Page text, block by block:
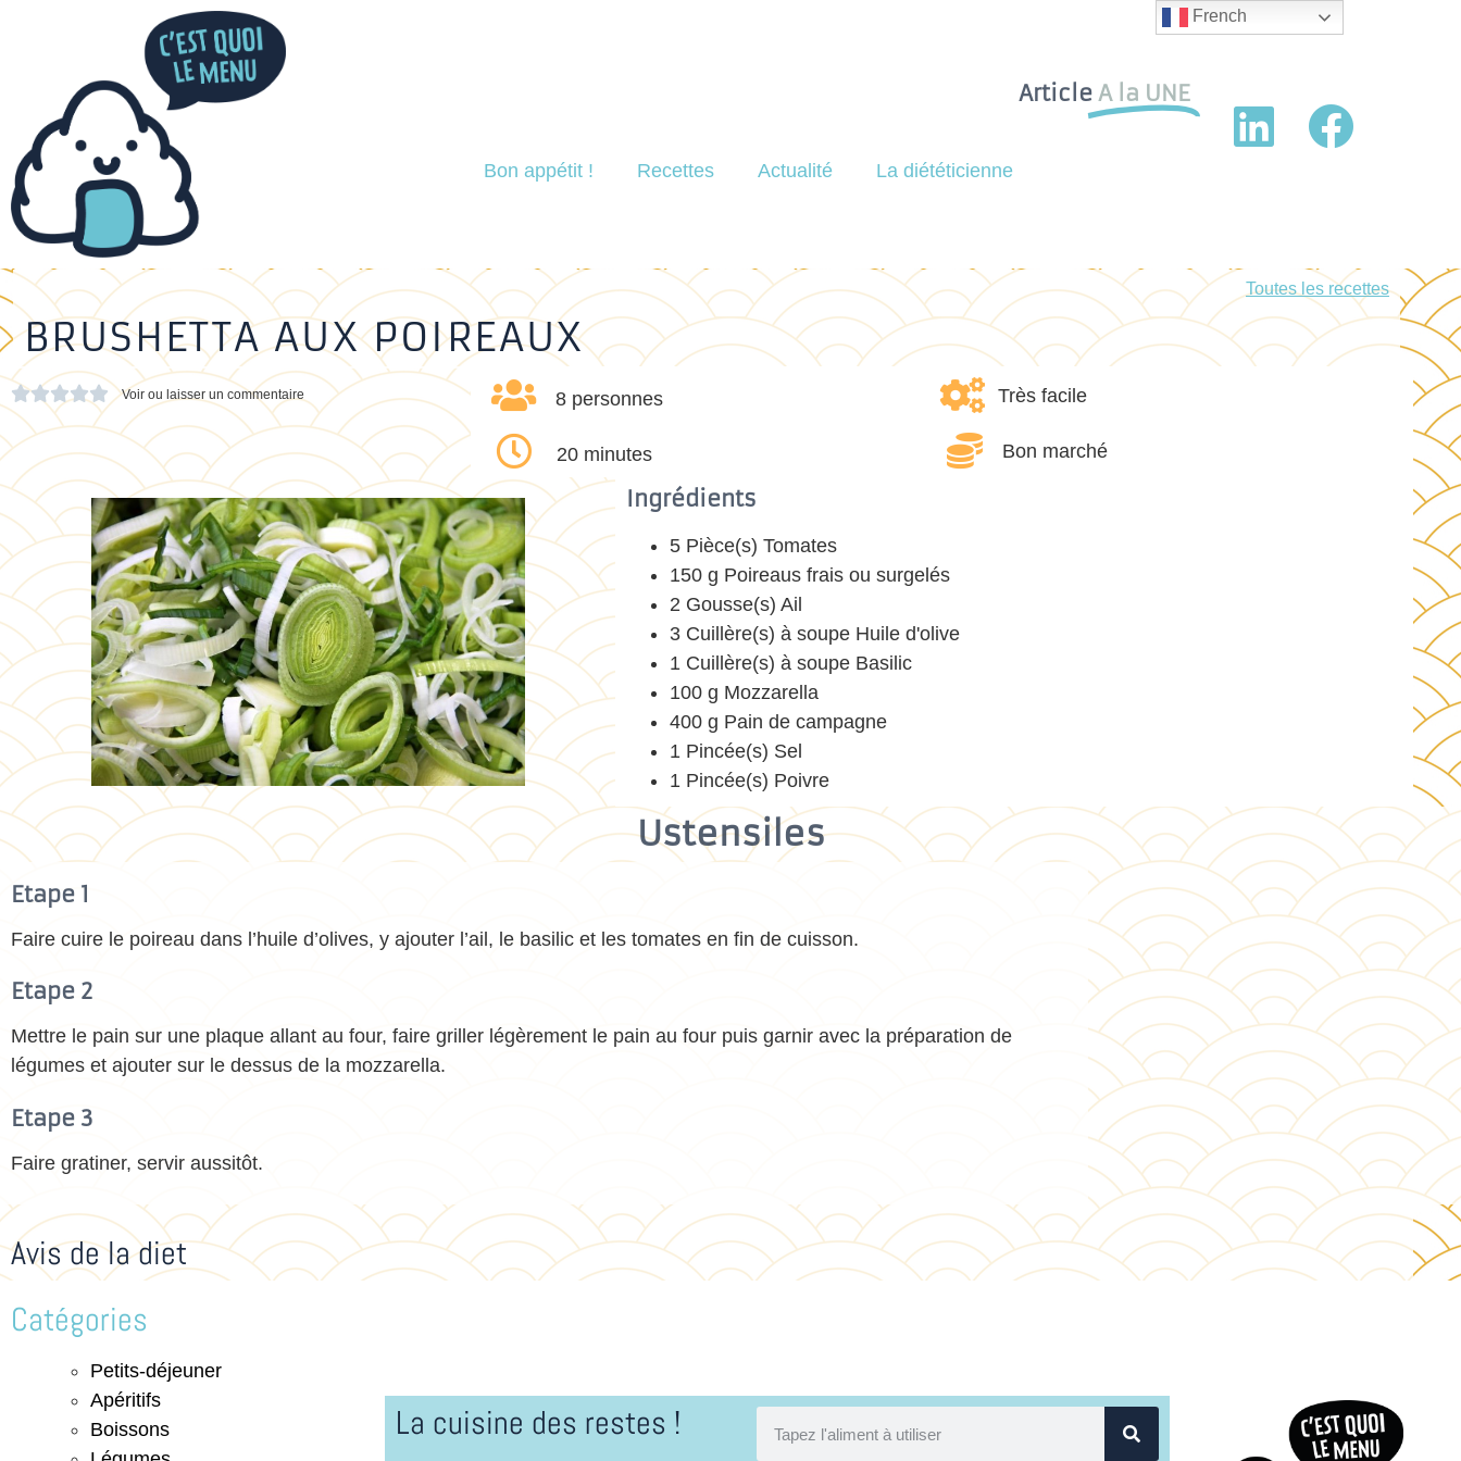
Article A la UNE
Bon appétit ! Recettes Actualité La diététicienne
Toutes les recettes
BRUSHETTA AUX POIREAUX
 Voir ou laisser un commentaire 8 personnes
20 minutes
Très facile
Bon marché
Ingrédients
5 Pièce(s) Tomates
150 g Poireaus frais ou surgelés
2 Gousse(s) Ail
3 Cuillère(s) à soupe Huile d'olive
1 Cuillère(s) à soupe Basilic
100 g Mozzarella
400 g Pain de campagne
1 Pincée(s) Sel
1 Pincée(s) Poivre
Ustensiles
Etape 1
Faire cuire le poireau dans l’huile d’olives, y ajouter l’ail, le basilic et les tomates en fin de cuisson.
Etape 2
Mettre le pain sur une plaque allant au four, faire griller légèrement le pain au four puis garnir avec la préparation de
légumes et ajouter sur le dessus de la mozzarella.
Etape 3
Faire gratiner, servir aussitôt.
Avis de la diet
Catégories
Petits-déjeuner
Apéritifs
Boissons
La cuisine des restes !
French